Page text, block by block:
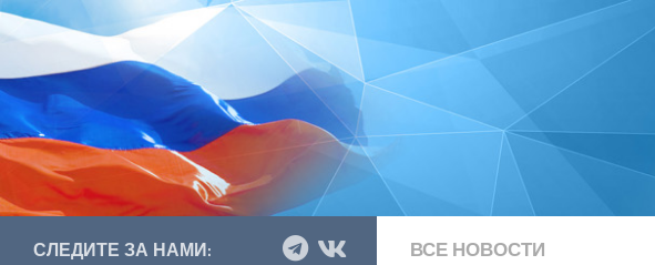
ВСЕ НОВОСТИ
СЛЕДИТЕ ЗА НАМИ: